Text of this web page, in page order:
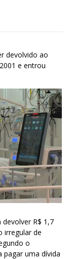
devolvido ao
e entrou
R$ 1,7
irregular de
o
uma dívida